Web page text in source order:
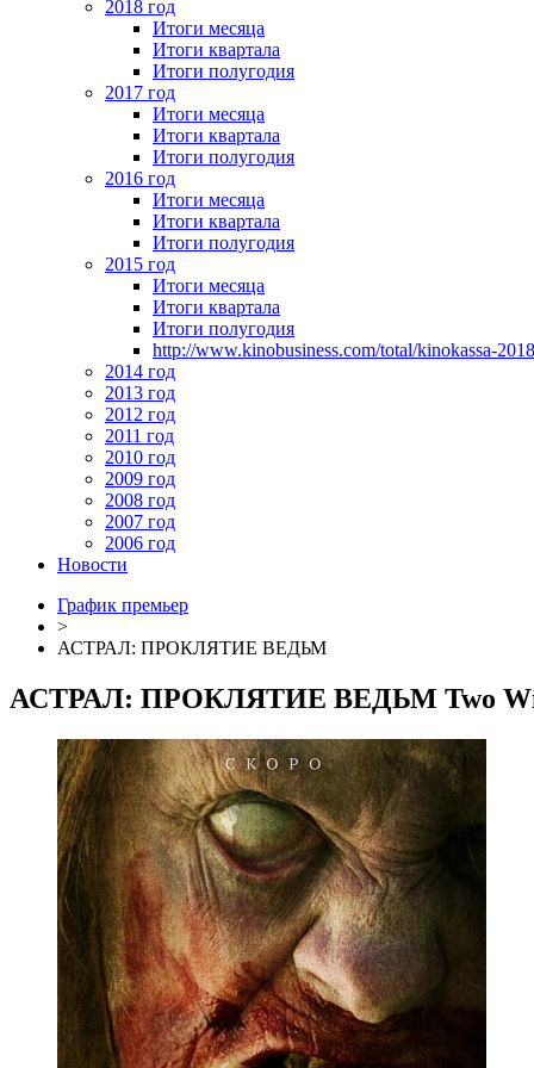
2018 год
Итоги месяца
Итоги квартала
Итоги полугодия
2017 год
Итоги месяца
Итоги квартала
Итоги полугодия
2016 год
Итоги месяца
Итоги квартала
Итоги полугодия
2015 год
Итоги месяца
Итоги квартала
Итоги полугодия
http://www.kinobusiness.com/total/kinokassa-
2014 год
2013 год
2012 год
2011 год
2010 год
2009 год
2008 год
2007 год
2006 год
Новости
График премьер
>
АСТРАЛ: ПРОКЛЯТИЕ ВЕДЬМ
АСТРАЛ: ПРОКЛЯТИЕ ВЕДЬМ Two